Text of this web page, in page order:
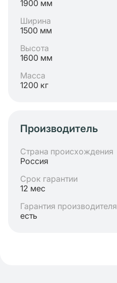
1900 мм
Ширина
1500 мм
Высота
1600 мм
Масса
1200 кг
Производитель
Страна происхождения
Россия
Срок гарантии
12 мес
Гарантия производителя
есть